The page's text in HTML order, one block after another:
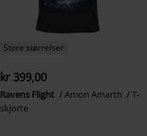
Store størrelser
kr 399,00
Ravens Flight Amon Amarth
T-
skjorte